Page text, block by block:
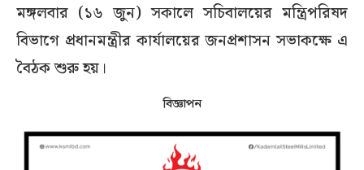
মঙ্গলবার (১৬ জুন) সকালে সচিবালয়ের মন্ত্রিপরিষদ
বিভাগে প্রধানমন্ত্রীর কার্যালয়ের জনপ্রশাসন সভাকক্ষে এ
বৈঠক শুরু হয়।
বিজ্ঞাপন